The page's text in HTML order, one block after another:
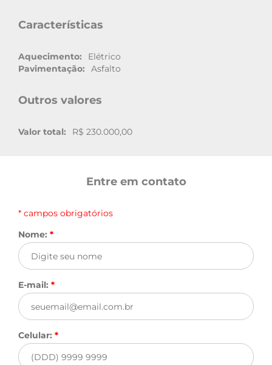
Características
Aquecimento:
Elétrico
Pavimentação:
Asfalto
Outros valores
Valor total: R$ 230.000,00
Entre em contato
* campos obrigatórios
Nome: *
E-mail: *
Celular: *